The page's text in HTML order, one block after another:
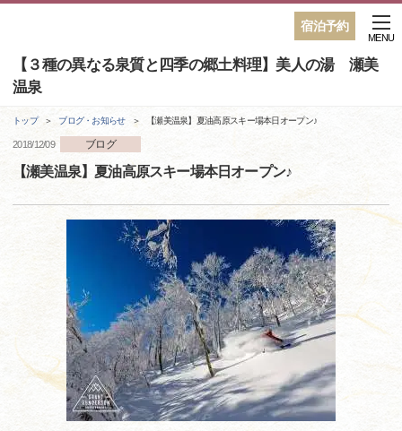
宿泊予約
【３種の異なる泉質と四季の郷土料理】美人の湯 瀬美
温泉
MENU
トップ ブログ・お知らせ 【瀬美温泉】夏油高原スキー場本日オープン♪
2018/12/09 ブログ
【瀬美温泉】夏油高原スキー場本日オープン♪